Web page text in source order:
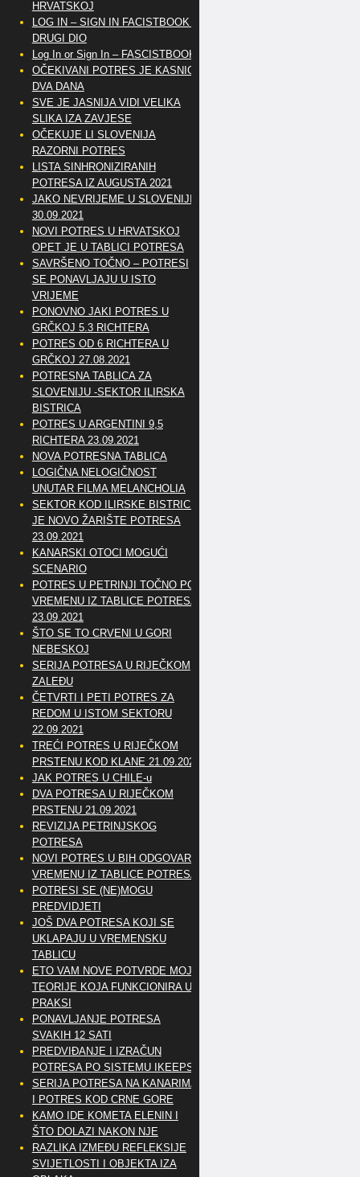
HRVATSKOJ
LOG IN – SIGN IN FACISTBOOK –
DRUGI DIO
Log In or Sign In – FASCISTBOOK
OČEKIVANI POTRES JE KASNIO
DVA DANA
SVE JE JASNIJA VIDI VELIKA
SLIKA IZA ZAVJESE
OČEKUJE LI SLOVENIJA
RAZORNI POTRES
LISTA SINHRONIZIRANIH
POTRESA IZ AUGUSTA 2021
JAKO NEVRIJEME U SLOVENIJI
30.09.2021
NOVI POTRES U HRVATSKOJ
OPET JE U TABLICI POTRESA
SAVRŠENO TOČNO – POTRESI
SE PONAVLJAJU U ISTO
VRIJEME
PONOVNO JAKI POTRES U
GRČKOJ 5.3 RICHTERA
POTRES OD 6 RICHTERA U
GRČKOJ 27.08.2021
POTRESNA TABLICA ZA
SLOVENIJU -SEKTOR ILIRSKA
BISTRICA
POTRES U ARGENTINI 9,5
RICHTERA 23.09.2021
NOVA POTRESNA TABLICA
LOGIČNA NELOGIČNOST
UNUTAR FILMA MELANCHOLIA
SEKTOR KOD ILIRSKE BISTRICE
JE NOVO ŽARIŠTE POTRESA
23.09.2021
KANARSKI OTOCI MOGUĆI
SCENARIO
POTRES U PETRINJI TOČNO PO
VREMENU IZ TABLICE POTRESA
23.09.2021
ŠTO SE TO CRVENI U GORI
NEBESKOJ
SERIJA POTRESA U RIJEČKOM
ZALEĐU
ČETVRTI I PETI POTRES ZA
REDOM U ISTOM SEKTORU
22.09.2021
TREĆI POTRES U RIJEČKOM
PRSTENU KOD KLANE 21.09.2021
JAK POTRES U CHILE-u
DVA POTRESA U RIJEČKOM
PRSTENU 21.09.2021
REVIZIJA PETRINJSKOG
POTRESA
NOVI POTRES U BIH ODGOVARA
VREMENU IZ TABLICE POTRESA
POTRESI SE (NE)MOGU
PREDVIDJETI
JOŠ DVA POTRESA KOJI SE
UKLAPAJU U VREMENSKU
TABLICU
ETO VAM NOVE POTVRDE MOJE
TEORIJE KOJA FUNKCIONIRA U
PRAKSI
PONAVLJANJE POTRESA
SVAKIH 12 SATI
PREDVIĐANJE I IZRAČUN
POTRESA PO SISTEMU IKEEPS
SERIJA POTRESA NA KANARIMA
I POTRES KOD CRNE GORE
KAMO IDE KOMETA ELENIN I
ŠTO DOLAZI NAKON NJE
RAZLIKA IZMEĐU REFLEKSIJE
SVIJETLOSTI I OBJEKTA IZA